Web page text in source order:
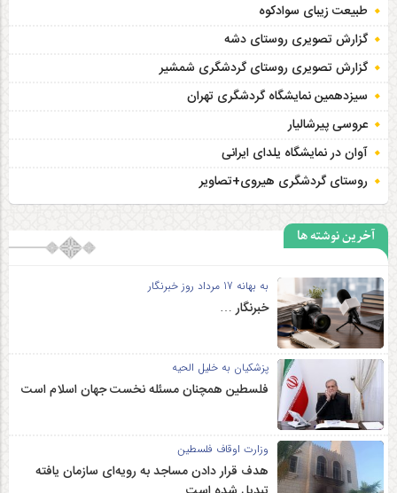
طبیعت زیبای سوادکوه
گزارش تصویری روستای دشه
گزارش تصویری روستای گردشگری شمشیر
سیزدهمین نمایشگاه گردشگری تهران
عروسی پیرشالیار
آوان در نمایشگاه یلدای ایرانی
روستای گردشگری هیروی+تصاویر
آخرین نوشته ها
به بهانه 17 مرداد روز خبرنگار
خبرنگار …
پزشکیان به خلیل الحیه
فلسطین همچنان مسئله نخست جهان اسلام است
وزارت اوقاف فلسطین
هدف قرار دادن مساجد به رویه‌ای سازمان‌ یافته